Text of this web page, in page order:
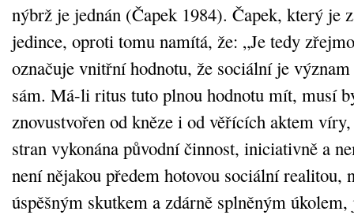
nýbrž je jednán (Čapek 1984). Čapek, který je
jedince, oproti tomu namítá, že: „Je tedy
označuje vnitřní hodnotu, že sociální je
sám. Má-li ritus tuto plnou hodnotu mít, musí
znovustvořen od kněze i od věřících aktem
stran vykonána původní činnost, iniciativně a
není nějakou předem hotovou sociální realitou,
úspěšným skutkem a zdárně splněným úkolem,